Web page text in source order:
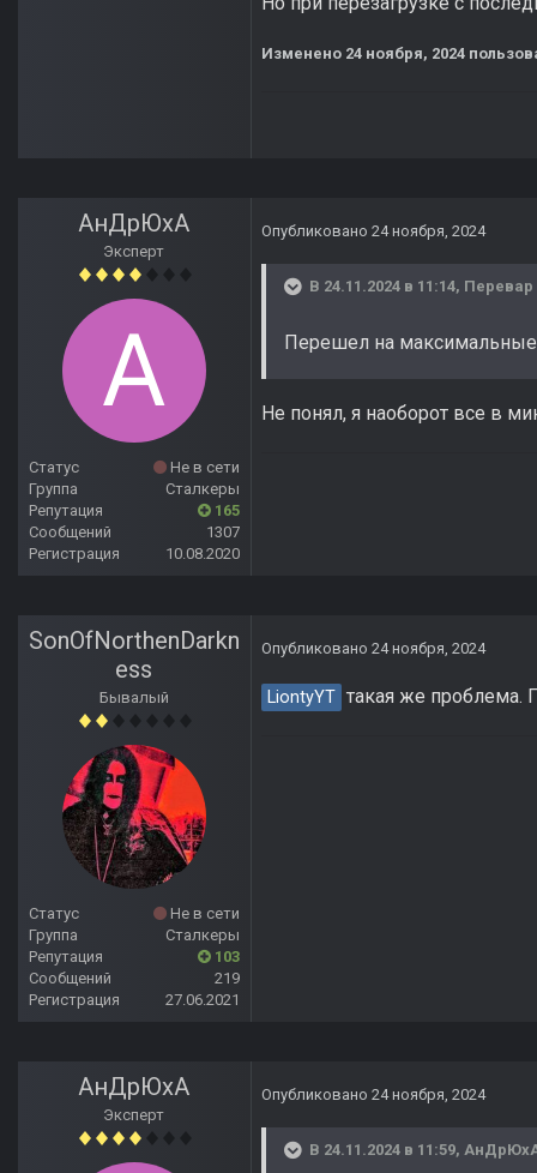
Изменено 24 ноября, 2024
АнДрЮхА
Эксперт
Статус
Не в сети
Группа
Сталкеры
Репутация
165
Сообщений
1307
Регистрация
10.08.2020
Опубликовано 24 ноября, 2024
В 24.11.2024 в 11:14, Перевар
Перешел на максимальные
Не понял, я наоборот все в
SonOfNorthenDarkn
ess
Бывалый
Статус
Не в сети
Группа
Сталкеры
Репутация
103
Сообщений
219
Регистрация
27.06.2021
Опубликовано 24 ноября, 2024
LiontyYT такая же проблема.
АнДрЮхА
Эксперт
Опубликовано 24 ноября, 2024
В 24.11.2024 в 11:59,